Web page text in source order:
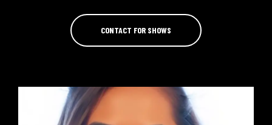
CONTACT FOR SHOWS